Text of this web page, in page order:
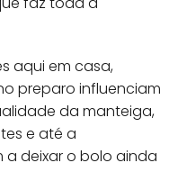
aqui em casa,
preparo influenciam
da manteiga,
e até a
deixar o bolo ainda